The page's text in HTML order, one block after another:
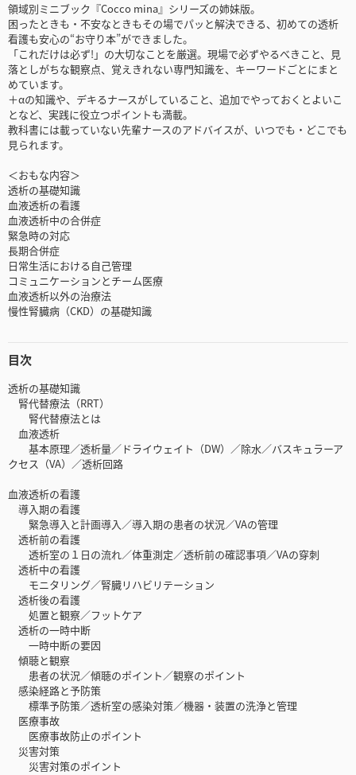
領域別ミニブック『Cocco mina』シリーズの姉妹版。
困ったときも・不安なときもその場でパッと解決できる、初めての透析
看護も安心の“お守り本”ができました。
「これだけは必ず!」の大切なことを厳選。現場で必ずやるべきこと、見
落としがちな観察点、覚えきれない専門知識を、キーワードごとにまと
めています。
＋αの知識や、デキるナースがしていること、追加でやっておくとよいこ
となど、実践に役立つポイントも満載。
教科書には載っていない先輩ナースのアドバイスが、いつでも・どこでも
見られます。
＜おもな内容＞
透析の基礎知識
血液透析の看護
血液透析中の合併症
緊急時の対応
長期合併症
日常生活における自己管理
コミュニケーションとチーム医療
血液透析以外の治療法
慢性腎臓病（CKD）の基礎知識
目次
透析の基礎知識
腎代替療法（RRT）
腎代替療法とは
血液透析
基本原理／透析量／ドライウェイト（DW）／除水／バスキュラーア
クセス（VA）／透析回路
血液透析の看護
導入期の看護
緊急導入と計画導入／導入期の患者の状況／VAの管理
透析前の看護
透析室の１日の流れ／体重測定／透析前の確認事項／VAの穿刺
透析中の看護
モニタリング／腎臓リハビリテーション
透析後の看護
処置と観察／フットケア
透析の一時中断
一時中断の要因
傾聴と観察
患者の状況／傾聴のポイント／観察のポイント
感染経路と予防策
標準予防策／透析室の感染対策／機器・装置の洗浄と管理
医療事故
医療事故防止のポイント
災害対策
災害対策のポイント